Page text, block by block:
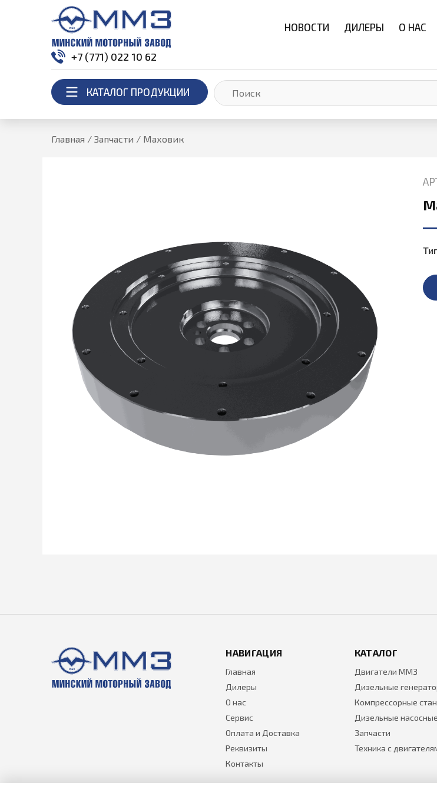
НОВОСТИ ДИЛЕРЫ О НАС
+7 (771) 022 10 62
КАТАЛОГ ПРОДУКЦИИ
Главная / Запчасти / Маховик
НАВИГАЦИЯ
Главная
Дилеры
О нас
Сервис
Оплата и Доставка
Реквизиты
Контакты
КАТАЛОГ
Двигатели ММЗ
Дизельные
Компрессорные
Дизельные
Запчасти
Техника с